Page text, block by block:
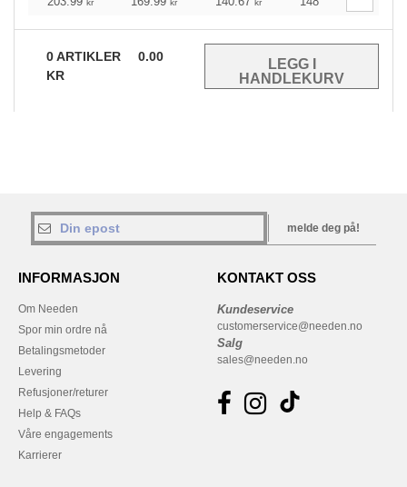
kr kr kr
0ARTIKLER
0.00
KR
melde deg på!
INFORMASJON
Om Needen
Spor min ordre nå
Betalingsmetoder
Levering
Refusjoner/returer
Help & FAQs
Våre engagements
Karrierer
KONTAKT OSS
Kundeservice
customerservice@needen.no
Salg
sales@needen.no